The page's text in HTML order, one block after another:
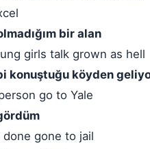
bir alan
girls talk grown as hell
konuştuğu köyden
go to Yale
gone to jail